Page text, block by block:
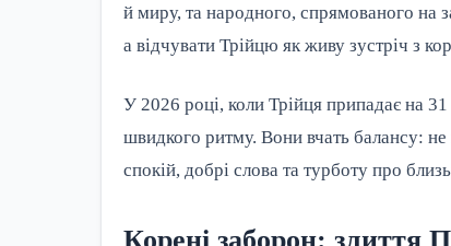
й миру, та народного, спрямованого на
а відчувати Трійцю як живу зустріч з
У 2026 році, коли Трійця припадає на
швидкого ритму. Вони вчать балансу:
спокій, добрі слова та турботу про